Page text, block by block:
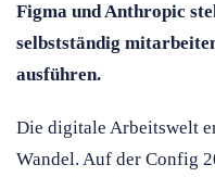
Figma und Anthropic
selbstständig
ausführen.
Die digitale Arbeitswelt
Wandel. Auf der Config